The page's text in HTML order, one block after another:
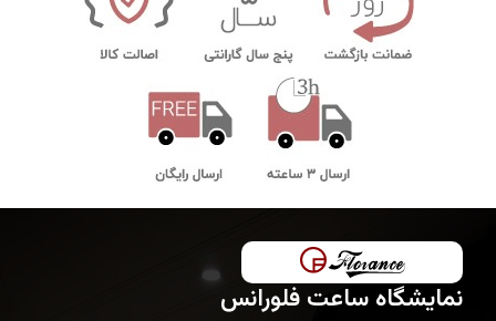
نمایشگاه ساعت فلورانس